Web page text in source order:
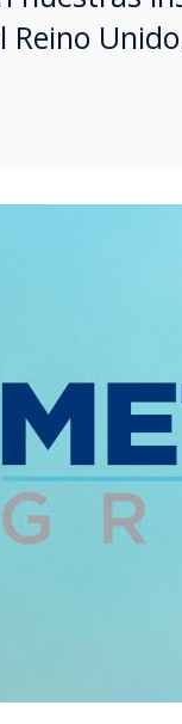
Reino